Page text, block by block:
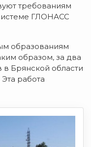
требованиям
ГЛОНАСС
образованиям
образом, за два
в Брянской области
работа